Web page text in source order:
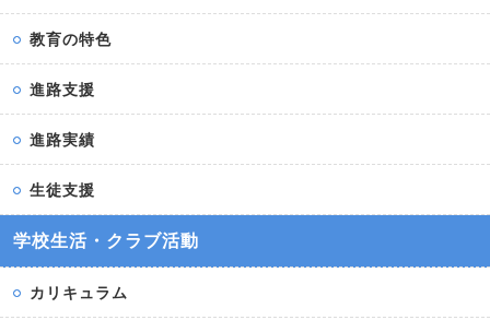
教育の特色
進路支援
進路実績
生徒支援
学校生活・クラブ活動
カリキュラム